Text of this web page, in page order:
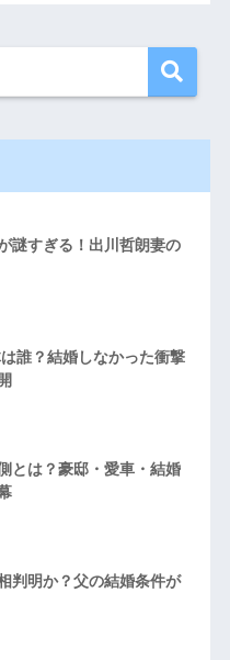
謎すぎる！出川哲朗妻の
誰？結婚しなかった衝撃
とは？豪邸・愛車・結婚
判明か？父の結婚条件が